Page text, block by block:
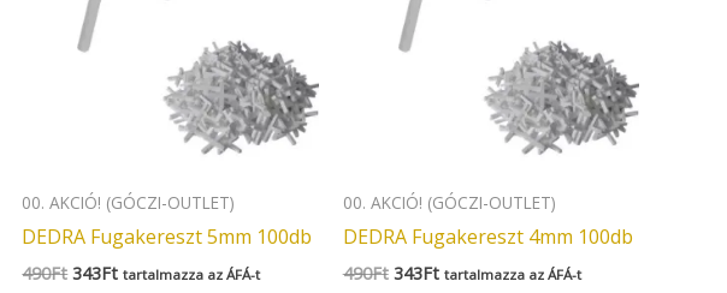
00. AKCIÓ! (GÓCZI-OUTLET)
DEDRA Fugakereszt 5mm 100db
490Ft 343Ft tartalmazza az ÁFÁ-t
00. AKCIÓ! (GÓCZI-OUTLET)
DEDRA Fugakereszt 4mm 100db
490Ft 343Ft tartalmazza az ÁFÁ-t